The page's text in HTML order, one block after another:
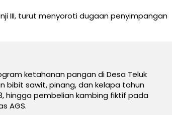
III, turut menyoroti dugaan penyimpangan
ketahanan pangan di Desa Teluk
bibit sawit, pinang, dan kelapa tahun
hingga pembelian kambing fiktif pada
AGS.